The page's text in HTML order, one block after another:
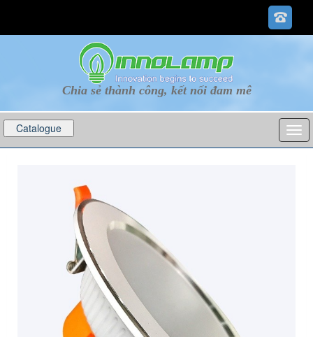
Chia sẻ thành công, kết nối đam mê
Catalogue p